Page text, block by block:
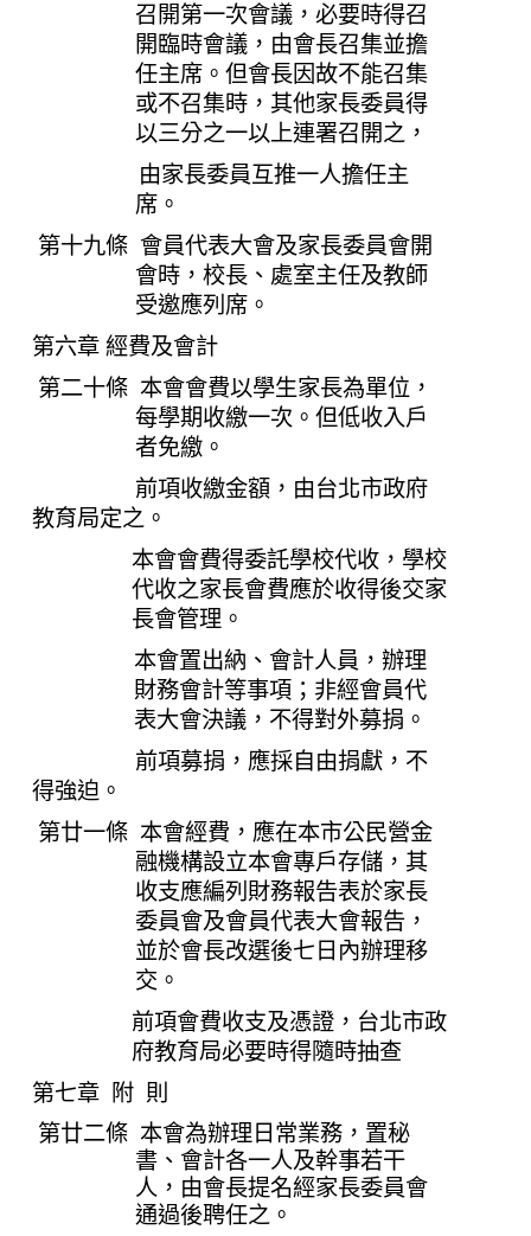
召開第一次會議，必要時得召
開臨時會議，由會長召集並擔
任主席。但會長因故不能召集
或不召集時，其他家長委員得
以三分之一以上連署召開之，
由家長委員互推一人擔任主
席。
第十九條 會員代表大會及家長委員會開
會時，校長、處室主任及教師
受邀應列席。
第六章 經費及會計
第二十條 本會會費以學生家長為單位，
每學期收繳一次。但低收入戶
者免繳。
前項收繳金額，由台北市政府
教育局定之。
本會會費得委託學校代收，學校
代收之家長會費應於收得後交家
長會管理。
本會置出納、會計人員，辦理
財務會計等事項；非經會員代
表大會決議，不得對外募捐。
前項募捐，應採自由捐獻，不
得強迫。
第廿一條 本會經費，應在本市公民營金
融機構設立本會專戶存儲，其
收支應編列財務報告表於家長
委員會及會員代表大會報告，
並於會長改選後七日內辦理移
交。
前項會費收支及憑證，台北市政
府教育局必要時得隨時抽查
第七章 附 則
第廿二條 本會為辦理日常業務，置秘
書、會計各一人及幹事若干
人，由會長提名經家長委員會
通過後聘任之。